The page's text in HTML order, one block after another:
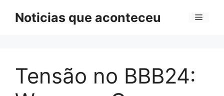
Noticias que aconteceu Menu
Tensão no BBB24: